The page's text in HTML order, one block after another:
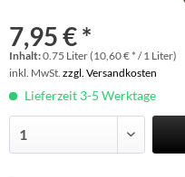
7,95 € *
Inhalt:0.75 Liter (10,60 € * / 1 Liter)
inkl. MwSt. zzgl. Versandkosten
Lieferzeit 3-5 Werktage